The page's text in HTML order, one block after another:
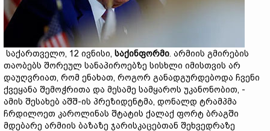
საქართველო, 12 ივნისი, საქინფორმი. არმიის გმირების
თაობებს შორეულ სანაპიროებზე სისხლი იმისთვის არ
დაუღვრიათ, რომ ენახათ, როგორ განადგურდებოდა ჩვენი
ქვეყანა შემოჭრითა და მესამე სამყაროს უკანონობით, -
ამის შესახებ აშშ-ის პრეზიდენტმა, დონალდ ტრამპმა
ჩრდილოეთ კაროლინას შტატის ქალაქ ფორტ ბრაგში
მდებარე არმიის ბაზაზე ჯარისკაცებთან შეხვედრაზე